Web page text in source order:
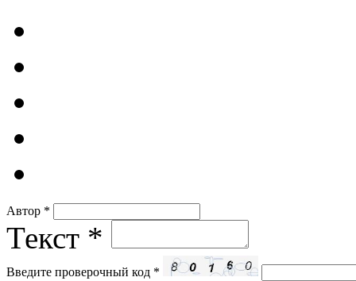
Автор *
Текст *
Введите проверочный код *